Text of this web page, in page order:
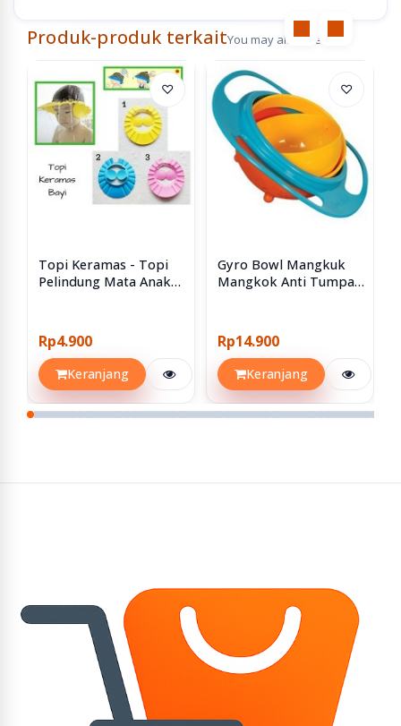
Produk-produk terkaitYou may also like
♡
Topi Keramas - Topi
Pelindung Mata Anak
Rp4.900
Keranjang
♡
Gyro Bowl Mangkuk
Mangkok Anti Tumpah
Rp14.900
Keranjang